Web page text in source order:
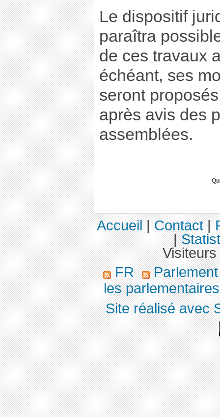
Le dispositif
paraîtra
de ces travaux
échéant, ses
seront
après avis des
assemblées.
Accueil|Contact|
|
FR
les
Site réalisé avec